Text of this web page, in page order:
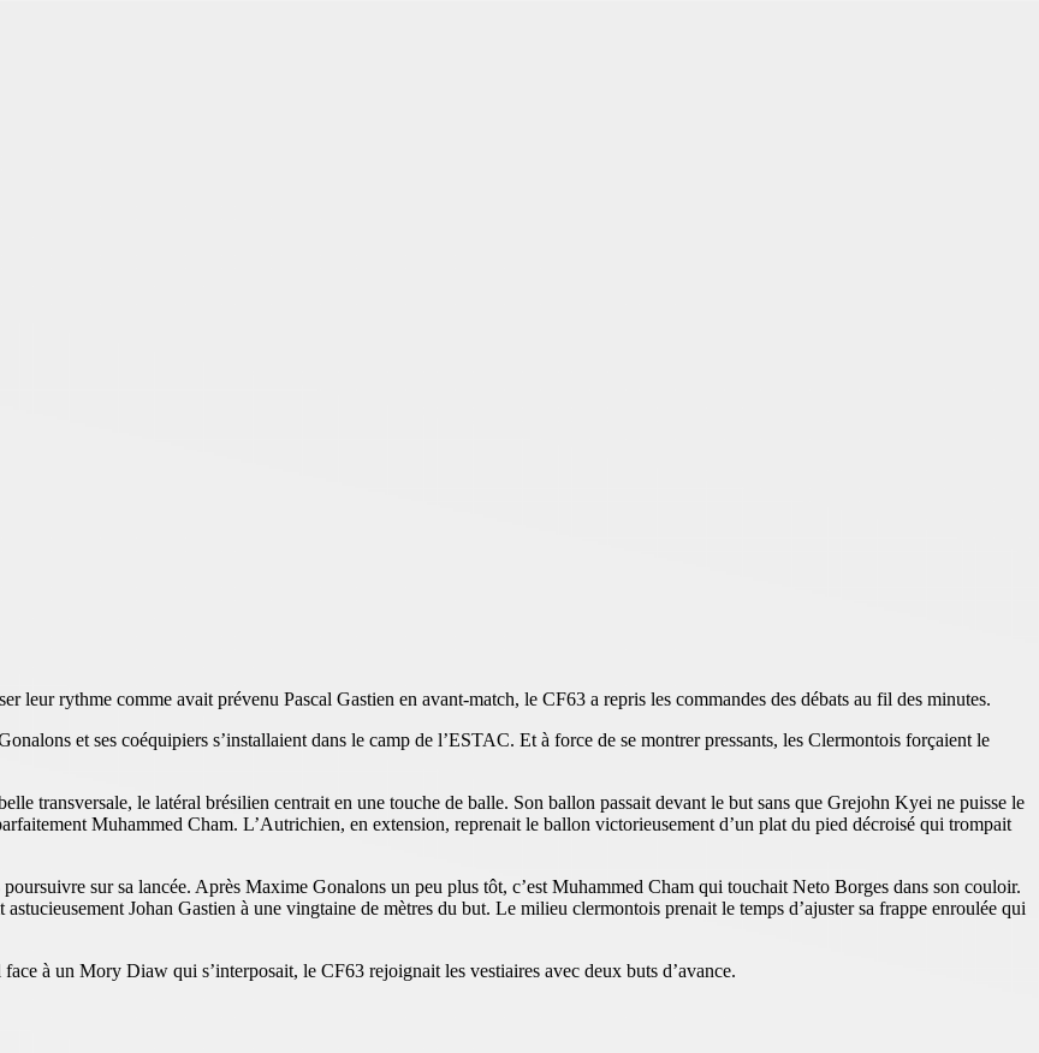
leur rythme comme avait prévenu Pascal Gastien en avant-match, le CF63 a repris les commandes des débats au fil des minutes.
et ses coéquipiers s’installaient dans le camp de l’ESTAC. Et à force de se montrer pressants, les Clermontois forçaient le
transversale, le latéral brésilien centrait en une touche de balle. Son ballon passait devant le but sans que Grejohn Kyei ne puisse le
Muhammed Cham. L’Autrichien, en extension, reprenait le ballon victorieusement d’un plat du pied décroisé qui trompait
sur sa lancée. Après Maxime Gonalons un peu plus tôt, c’est Muhammed Cham qui touchait Neto Borges dans son couloir.
Johan Gastien à une vingtaine de mètres du but. Le milieu clermontois prenait le temps d’ajuster sa frappe enroulée qui
à un Mory Diaw qui s’interposait, le CF63 rejoignait les vestiaires avec deux buts d’avance.